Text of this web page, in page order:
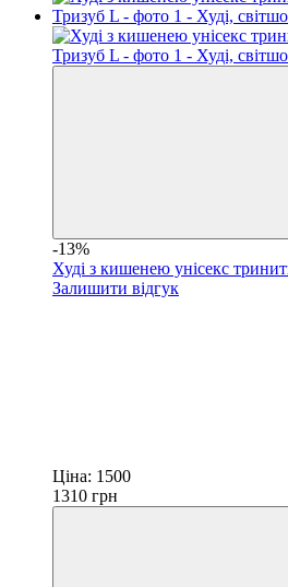
-13%
Худі з кишенею унісекс
Залишити відгук
Ціна: 1500
1310 грн